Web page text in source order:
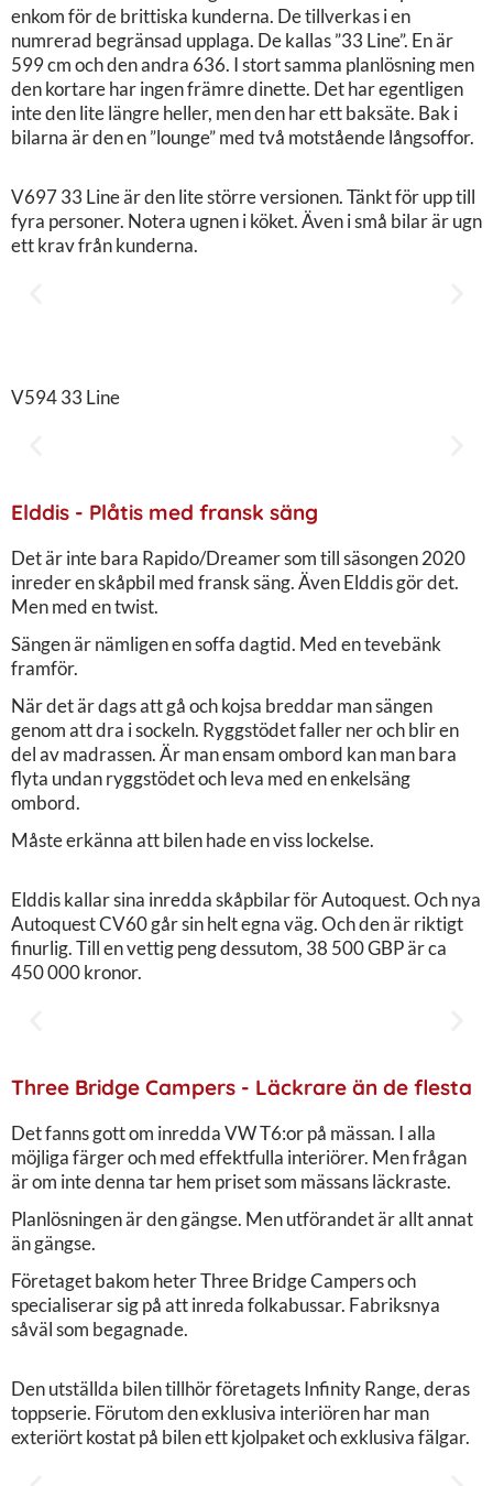
enkom för de brittiska kunderna. De tillverkas i en
numrerad begränsad upplaga. De kallas ”33 Line”. En är
599 cm och den andra 636. I stort samma planlösning men
den kortare har ingen främre dinette. Det har egentligen
inte den lite längre heller, men den har ett baksäte. Bak i
bilarna är den en ”lounge” med två motstående långsoffor.
V697 33 Line är den lite större versionen. Tänkt för upp till
fyra personer. Notera ugnen i köket. Även i små bilar är ugn
ett krav från kunderna.
V594 33 Line
Elddis - Plåtis med fransk säng
Det är inte bara Rapido/Dreamer som till säsongen 2020
inreder en skåpbil med fransk säng. Även Elddis gör det.
Men med en twist.
Sängen är nämligen en soffa dagtid. Med en tevebänk
framför.
När det är dags att gå och kojsa breddar man sängen
genom att dra i sockeln. Ryggstödet faller ner och blir en
del av madrassen. Är man ensam ombord kan man bara
flyta undan ryggstödet och leva med en enkelsäng
ombord.
Måste erkänna att bilen hade en viss lockelse.
Elddis kallar sina inredda skåpbilar för Autoquest. Och nya
Autoquest CV60 går sin helt egna väg. Och den är riktigt
finurlig. Till en vettig peng dessutom, 38 500 GBP är ca
450 000 kronor.
Three Bridge Campers - Läckrare än de flesta
Det fanns gott om inredda VW T6:or på mässan. I alla
möjliga färger och med effektfulla interiörer. Men frågan
är om inte denna tar hem priset som mässans läckraste.
Planlösningen är den gängse. Men utförandet är allt annat
än gängse.
Företaget bakom heter Three Bridge Campers och
specialiserar sig på att inreda folkabussar. Fabriksnya
såväl som begagnade.
Den utställda bilen tillhör företagets Infinity Range, deras
toppserie. Förutom den exklusiva interiören har man
exteriört kostat på bilen ett kjolpaket och exklusiva fälgar.